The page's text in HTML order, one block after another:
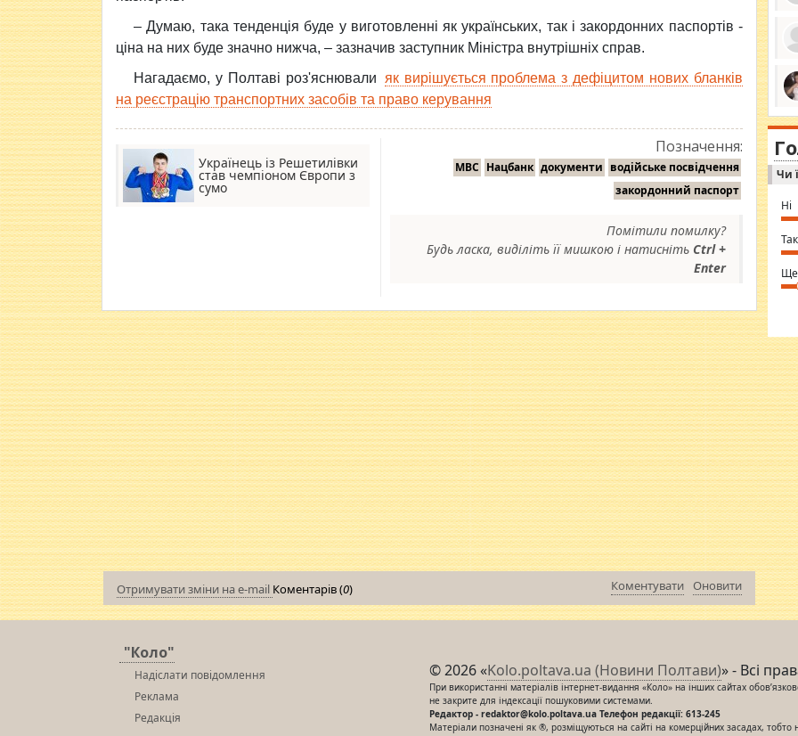
– Думаю, така тенденція буде у виготовленні як українських, так і закордонних паспортів -
ціна на них буде значно нижча, – зазначив заступник Міністра внутрішніх справ.
Нагадаємо, у Полтаві роз'яснювали
як вирішується проблема з дефіцитом нових бланків
на реєстрацію транспортних засобів та право керування
Українець із Решетилівки
став чемпіоном Європи з
сумо
Позначення:
МВС Нацбанк документи водійське посвідчення
закордонний паспорт
Помітили помилку?
Будь ласка, виділіть її мишкою і натисніть Ctrl +
Enter
Отримувати зміни на e-mail Коментарів (0) Оновити
Коментувати
за
ми
in
⇒
Чи
Ні
Так
Ще
"Коло"
Надіслати повідомлення
Реклама
Редакція
© 2026 «Kolo.poltava.ua (Новини Полтави)» - Всі
При використанні матеріалів інтернет-видання «Коло» на інших сайтах
не закрите для індексації пошуковими системами.
Редактор - redaktor@kolo.poltava.ua Телефон редакції: 613-245
Матеріали позначені як ®, розміщуються на сайті на комерційних засадах, тобто